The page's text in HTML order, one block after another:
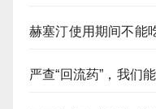
赫塞汀使用期间不能
严查“回流药”，我们